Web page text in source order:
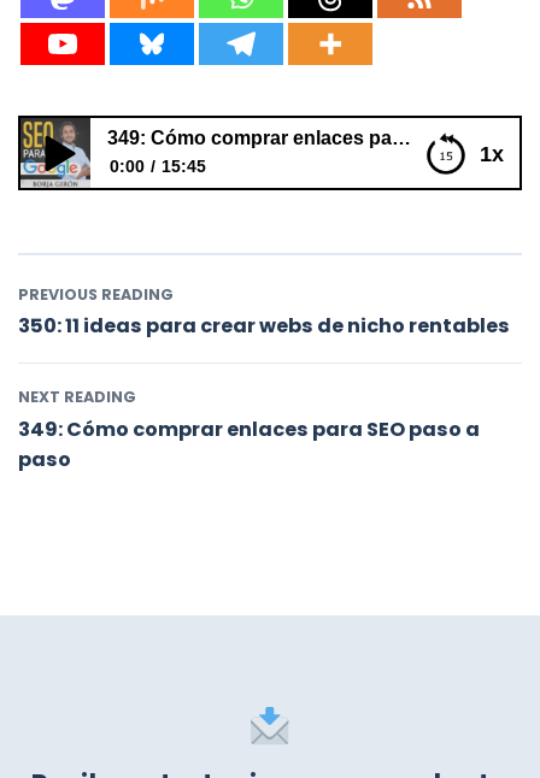
1x
349: Cómo comprar enlaces para SEO paso a paso
0:00 15:45
PREVIOUS READING
350: 11 ideas para crear webs de nicho rentables
NEXT READING
349: Cómo comprar enlaces para SEO paso a
paso